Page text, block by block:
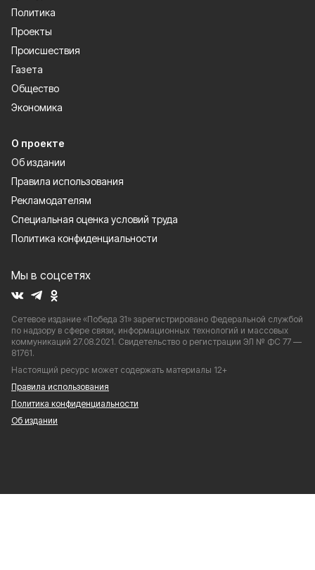
Политика
Проекты
Происшествия
Газета
Общество
Экономика
О проекте
Об издании
Правила использования
Рекламодателям
Специальная оценка условий труда
Политика конфиденциальности
Мы в соцсетях
Сетевое издание «Победа 31» зарегистрировано Федеральной службой
по надзору в сфере связи, информационных технологий и массовых
коммуникаций 27.08.2021. Свидетельство о регистрации ЭЛ № ФС 77 —
81761.
Настоящий ресурс может содержать материалы 12+
Правила использования
Политика конфиденциальности
Об издании